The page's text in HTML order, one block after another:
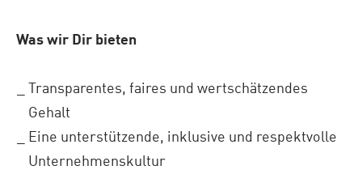
Was wir Dir bieten
Transparentes, faires und wertschätzendes
Gehalt
Eine unterstützende, inklusive und respektvolle
Unternehmenskultur